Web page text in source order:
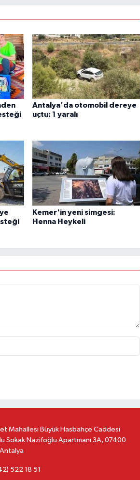
Antalya'da otomobil dereye
uçtu: 1 yaralı
Kemer'in yeni simgesi:
Henna Heykeli
Mahallesi Büyük Hasbahçe Caddesi
Sokak Nazifoğlu Apartmanı 3A, 07400
522 18 51